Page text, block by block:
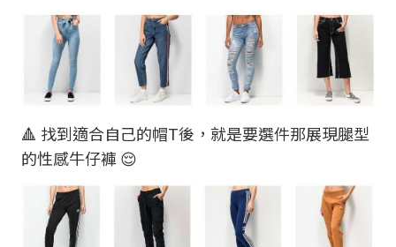
🔺 找到適合自己的帽T後，就是要選件那展現腿型
的性感牛仔褲 😌